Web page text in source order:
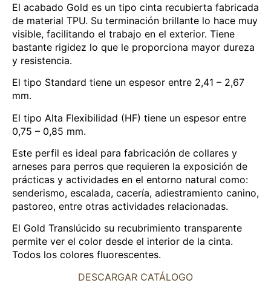
El acabado Gold es un tipo cinta recubierta fabricada
de material TPU. Su terminación brillante lo hace muy
visible, facilitando el trabajo en el exterior. Tiene
bastante rigidez lo que le proporciona mayor dureza
y resistencia.
El tipo Standard tiene un espesor entre 2,41 – 2,67
mm.
El tipo Alta Flexibilidad (HF) tiene un espesor entre
0,75 – 0,85 mm.
Este perfil es ideal para fabricación de collares y
arneses para perros que requieren la exposición de
prácticas y actividades en el entorno natural como:
senderismo, escalada, cacería, adiestramiento canino,
pastoreo, entre otras actividades relacionadas.
El Gold Translúcido su recubrimiento transparente
permite ver el color desde el interior de la cinta.
Todos los colores fluorescentes.
DESCARGAR CATÁLOGO